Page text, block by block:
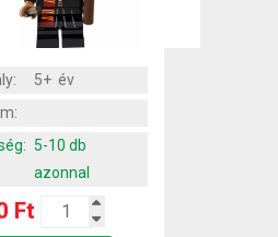
5+ év
5-10 db
azonnal
Ft